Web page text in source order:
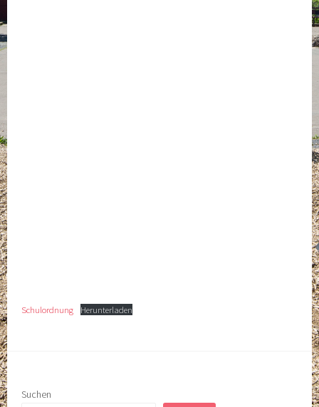
Schulordnung Herunterladen
Suchen